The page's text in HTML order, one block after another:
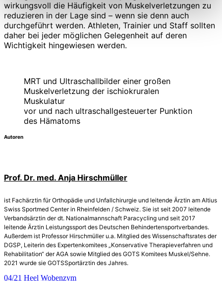
wirkungsvoll die Häufigkeit von Muskelverletzungen zu
reduzieren in der Lage sind – wenn sie denn auch
durchgeführt werden. Athleten, Trainier und Staff sollten
daher bei jeder möglichen Gelegenheit auf deren
Wichtigkeit hingewiesen werden.
MRT und Ultraschallbilder einer großen
Muskelverletzung der ischiokruralen
Muskulatur
vor und nach ultraschallgesteuerter Punktion
des Hämatoms
Autoren
Prof. Dr. med. Anja Hirschmüller
ist Fachärztin für Orthopädie und Unfallchirurgie und leitende Ärztin am Altius
Swiss Sportmed Center in Rheinfelden / Schweiz. Sie ist seit 2007 leitende
Verbandsärztin der dt. Nationalmannschaft Paracycling und seit 2017
leitende Ärztin Leistungssport des Deutschen Behindertensportverbandes.
Außerdem ist Professor Hirschmüller u.a. Mitglied des Wissenschaftsrates der
DGSP, Leiterin des Expertenkomitees „Konservative Therapieverfahren und
Rehabilitation“ der AGA sowie Mitglied des GOTS Komitees Muskel/Sehne.
2021 wurde sie GOTS­Sportärztin des Jahres.
04/21 Heel Wobenzym